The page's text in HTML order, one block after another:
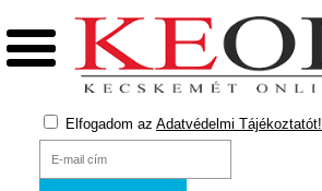
Elfogadom az Adatvédelmi Tájékoztatót!